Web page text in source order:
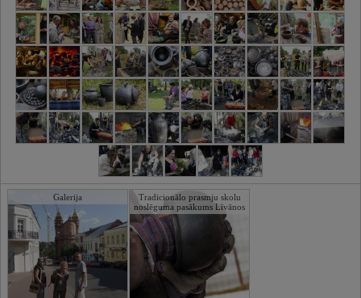
Galerija
Tradicionālo prasmju skolu
noslēguma pasākums Līvānos